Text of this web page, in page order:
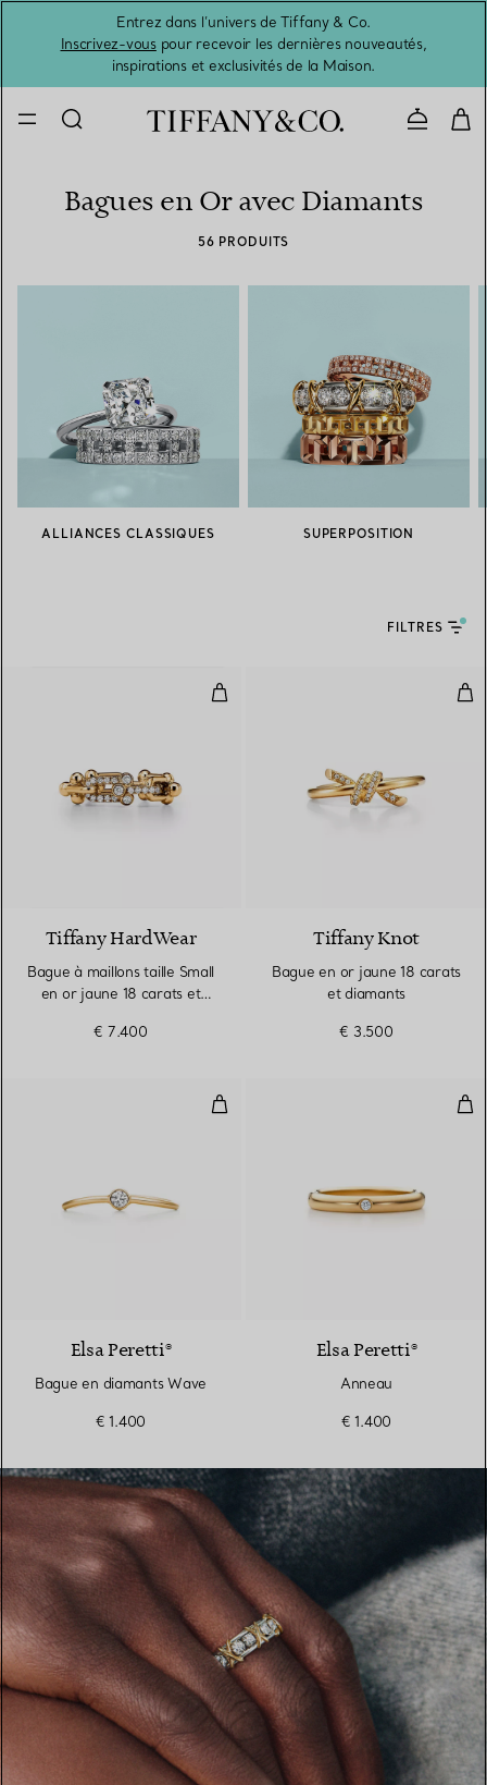
Entrez dans l’univers de Tiffany & Co.
Inscrivez-vouspour recevoir les dernières nouveautés,
inspirations et exclusivités de la Maison.
Bagues en Or avec Diamants
56 PRODUITS
ALLIANCES CLASSIQUES SUPERPOSITION
FILTRES
Bague à maillons taille Small en
Tiffany HardWear
Bague à maillons taille Small
en or jaune 18 carats et
€ 7.400
Tiffany Knot
Bague en or jaune 18 carats
et diamants
€ 3.500
Bague en diamants Wave
Elsa Peretti®
Bague en diamants Wave
€ 1.400
Elsa Peretti®
Anneau
€ 1.400